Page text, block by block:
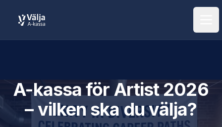
A-kassa för Artist2026
– vilken ska du välja?